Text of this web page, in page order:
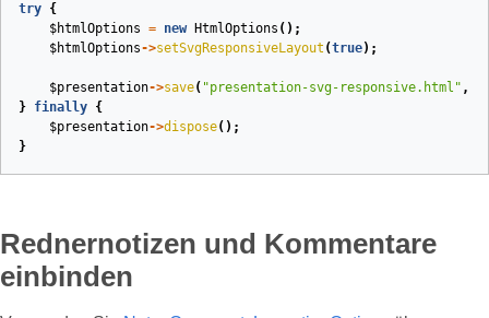
try {
$htmlOptions = new HtmlOptions ();
$htmlOptions->setSvgResponsiveLayout (true);
$presentation->save( "presentation-svg-responsive.html" ,
} finally {
$presentation->dispose();
}
Rednernotizen und Kommentare
einbinden